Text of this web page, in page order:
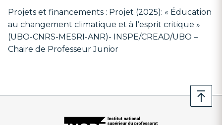
Projets et financements : Projet (2025): « Éducation
au changement climatique et à l’esprit critique »
(UBO-CNRS-MESRI-ANR)- INSPE/CREAD/UBO –
Chaire de Professeur Junior